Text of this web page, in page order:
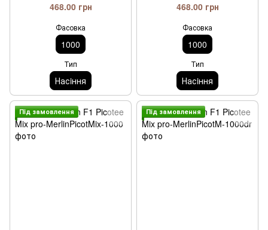
468.00 грн
Фасовка
1000
Тип
Насiння
468.00 грн
Фасовка
1000
Тип
Насiння
Пiд замовлення Пiд замовлення